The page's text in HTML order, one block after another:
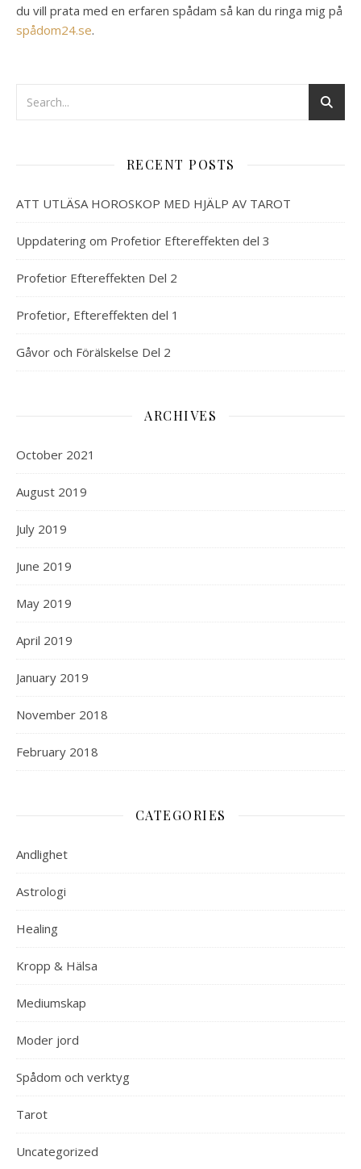
du vill prata med en erfaren spådam så kan du ringa mig på
spådom24.se.
RECENT POSTS
ATT UTLÄSA HOROSKOP MED HJÄLP AV TAROT
Uppdatering om Profetior Eftereffekten del 3
Profetior Eftereffekten Del 2
Profetior, Eftereffekten del 1
Gåvor och Förälskelse Del 2
ARCHIVES
October 2021
August 2019
July 2019
June 2019
May 2019
April 2019
January 2019
November 2018
February 2018
CATEGORIES
Andlighet
Astrologi
Healing
Kropp & Hälsa
Mediumskap
Moder jord
Spådom och verktyg
Tarot
Uncategorized